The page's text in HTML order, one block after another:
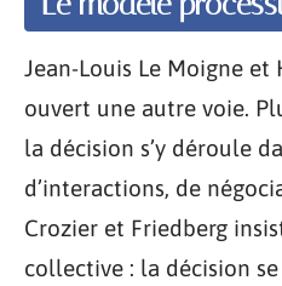
Jean-Louis Le Moigne
ouvert une autre voie.
la décision s’y déroule
d’interactions, de
Crozier et Friedberg
collective : la décision